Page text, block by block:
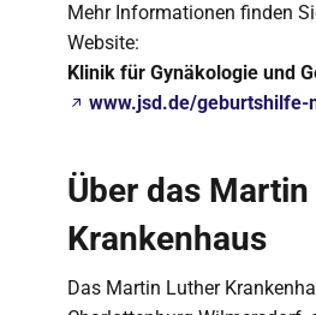
Mehr Informationen finden
Website:
Klinik für Gynäkologie und
www.jsd.de/geburtshilfe-
Über das
Krankenhaus
Das Martin Luther